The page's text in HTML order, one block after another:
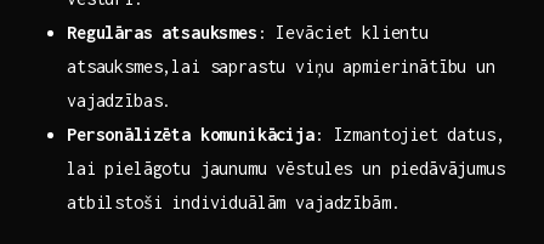
Regulāras​ atsauksmes : Ievāciet klientu
atsauksmes,lai saprastu viņu ​apmierinātību un
vajadzības.
Personālizēta komunikācija: Izmantojiet⁣ datus,
lai pielāgotu jaunumu vēstules un piedāvājumus
atbilstoši individuālām vajadzībām.